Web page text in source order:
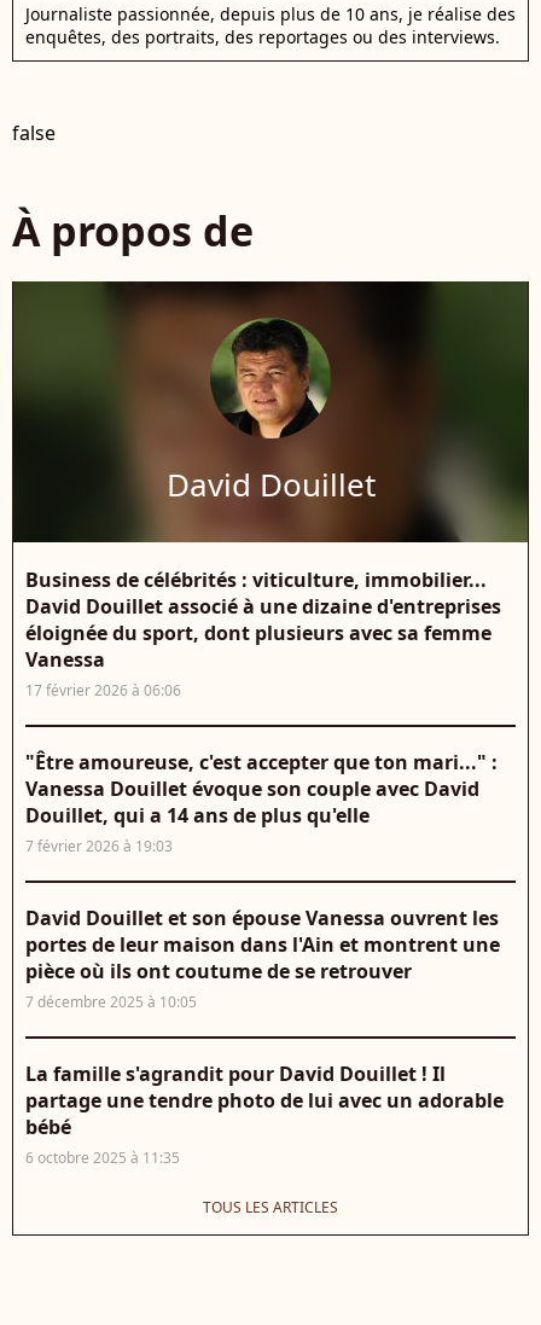
Journaliste passionnée, depuis plus de 10 ans, je réalise des
enquêtes, des portraits, des reportages ou des interviews.
false
À propos de
David Douillet
Business de célébrités : viticulture, immobilier...
David Douillet associé à une dizaine d'entreprises
éloignée du sport, dont plusieurs avec sa femme
Vanessa
17 février 2026 à 06:06
"Être amoureuse, c'est accepter que ton mari..." :
Vanessa Douillet évoque son couple avec David
Douillet, qui a 14 ans de plus qu'elle
7 février 2026 à 19:03
David Douillet et son épouse Vanessa ouvrent les
portes de leur maison dans l'Ain et montrent une
pièce où ils ont coutume de se retrouver
7 décembre 2025 à 10:05
La famille s'agrandit pour David Douillet ! Il
partage une tendre photo de lui avec un adorable
bébé
6 octobre 2025 à 11:35
TOUS LES ARTICLES